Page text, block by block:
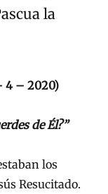
la
4 – 2020)
de Él?”
los
Resucitado.